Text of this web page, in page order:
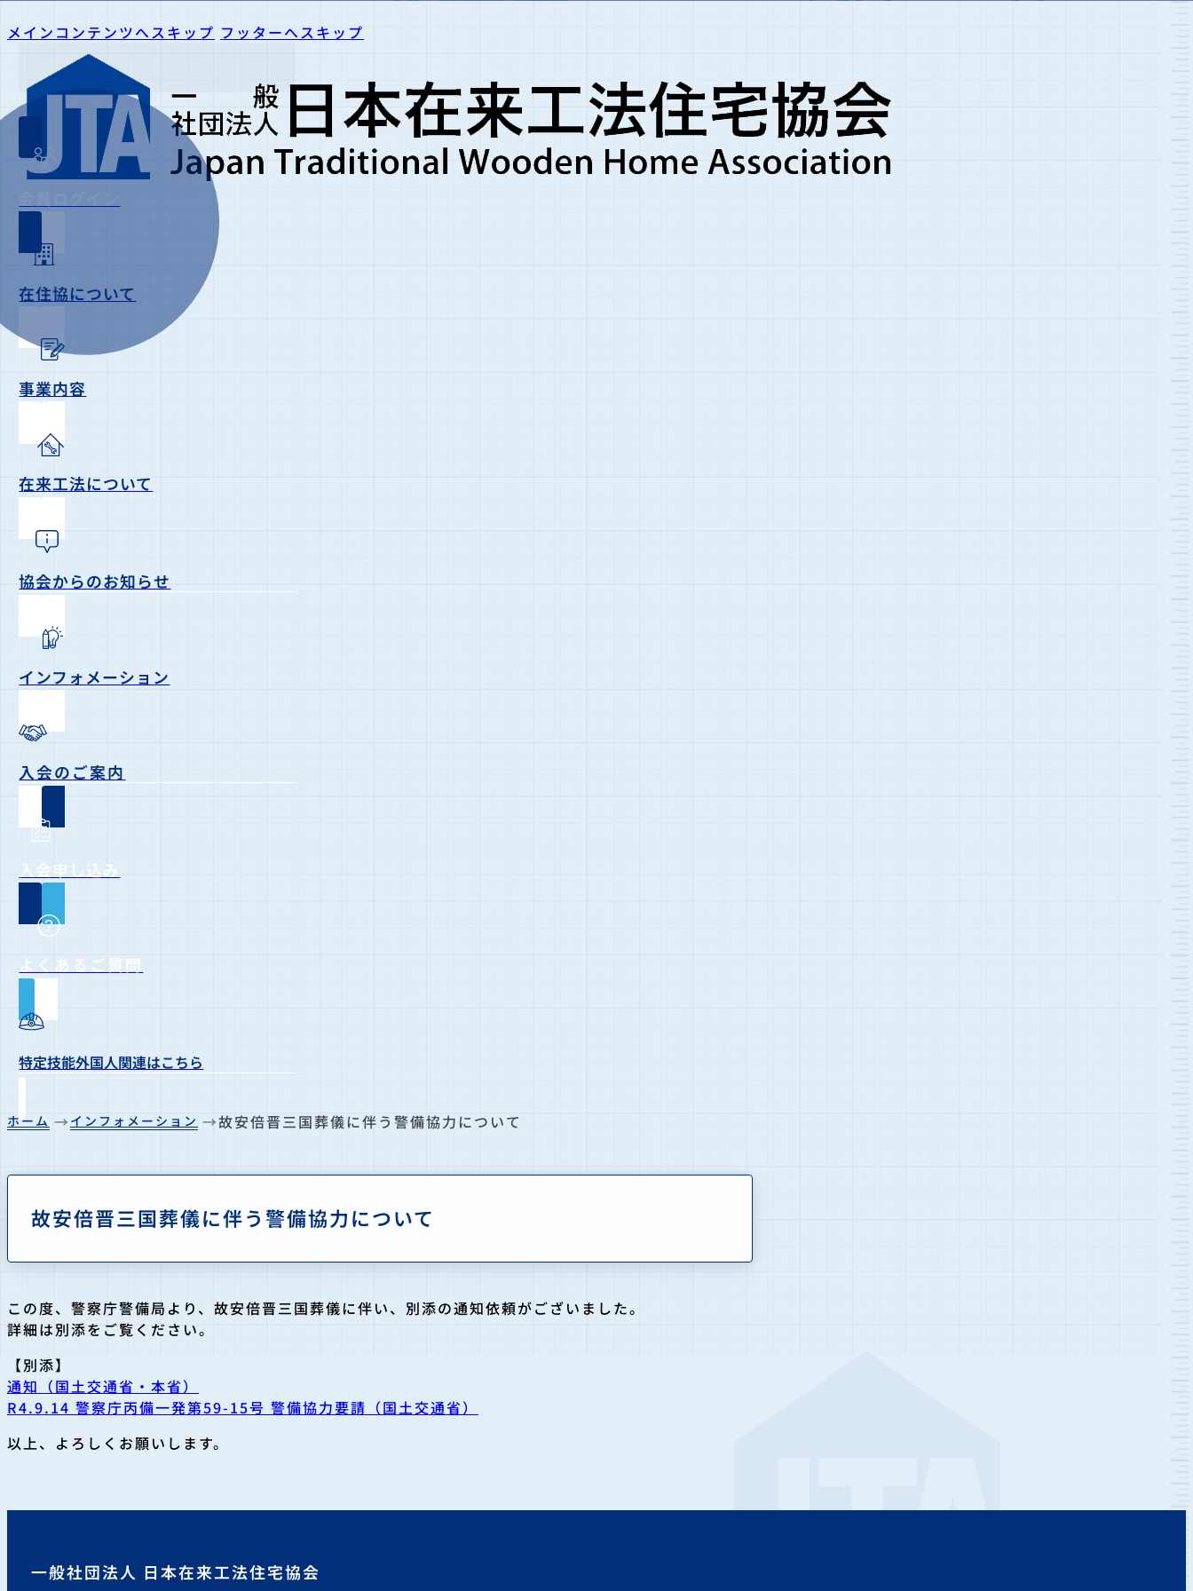
メインコンテンツへスキップ フッターへスキップ
在住協について
事業内容
在来工法について
協会からのお知らせ
インフォメーション
入会のご案内
入会申し込み
よくあるご質問
特定技能外国人関連はこちら
ホーム インフォメーション 故安倍晋三国葬儀に伴う警備協力について
故安倍晋三国葬儀に伴う警備協力について
この度、警察庁警備局より、故安倍晋三国葬儀に伴い、別添の通知依頼がございました。
詳細は別添をご覧ください。
【別添】
通知（国土交通省・本省）
R4.9.14 警察庁丙備一発第59-15号 警備協力要請（国土交通省）
以上、よろしくお願いします。
一般社団法人 日本在来工法住宅協会